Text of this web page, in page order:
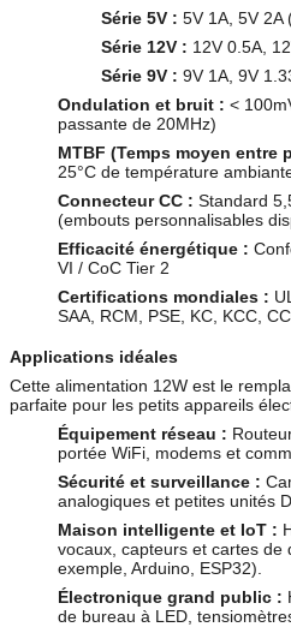
Série 5V : 5V 1A, 5V 2A
Série 12V : 12V 0.5A,
Série 9V : 9V 1A, 9V
Ondulation et bruit : <
passante de 20MHz)
MTBF (Temps moyen entre
25°C de température
Connecteur CC : Standard
(embouts personnalisables
Efficacité énergétique :
VI / CoC Tier 2
Certifications mondiales :
SAA, RCM, PSE, KC, KCC,
Applications idéales
Cette alimentation 12W est le
parfaite pour les petits appareils
Équipement réseau :
portée WiFi, modems et
Sécurité et surveillance :
analogiques et petites unités
Maison intelligente et IoT :
vocaux, capteurs et cartes de
exemple, Arduino, ESP32).
Électronique grand public :
de bureau à LED,